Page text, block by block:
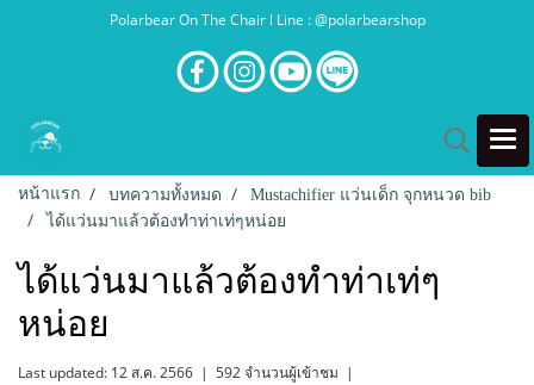
Polarbear On The Chair l Line : @polarbearshop
หน้าแรก บทความทั้งหมด
Mustachifier แว่นเด็ก จุกหนวด bib
ได้แว่นมาแล้วต้องทำท่าเท่ๆหน่อย
ได้แว่นมาแล้วต้องทำท่าเท่ๆ
หน่อย
Last updated: 12 ส.ค. 2566 | 592 จำนวนผู้เข้าชม |